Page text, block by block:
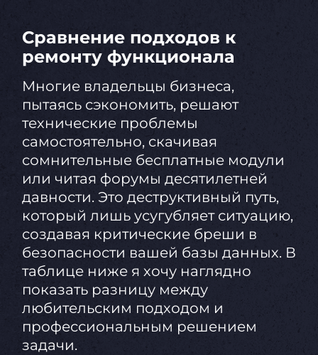
Сравнение подходов к
ремонту функционала
Многие владельцы бизнеса,
пытаясь сэкономить, решают
технические проблемы
самостоятельно, скачивая
сомнительные бесплатные модули
или читая форумы десятилетней
давности. Это деструктивный путь,
который лишь усугубляет ситуацию,
создавая критические бреши в
безопасности вашей базы данных. В
таблице ниже я хочу наглядно
показать разницу между
любительским подходом и
профессиональным решением
задачи.